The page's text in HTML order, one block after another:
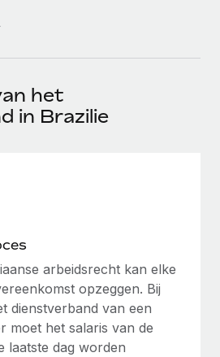
van
voor
IT-middelen
ons kunt samenwerken
zijn team met 120%
Weaviate bouwt open source,
missie van het...
het
in Brazilie
arbeidsrecht kan elke
opzeggen. Bij
dienstverband van een
moet het salaris van de
laatste dag worden